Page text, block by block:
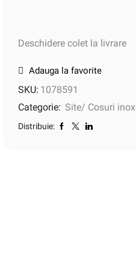
Deschidere colet la livrare
Adauga la favorite
SKU: 1078591
Categorie: Site/ Cosuri inox
Distribuie: